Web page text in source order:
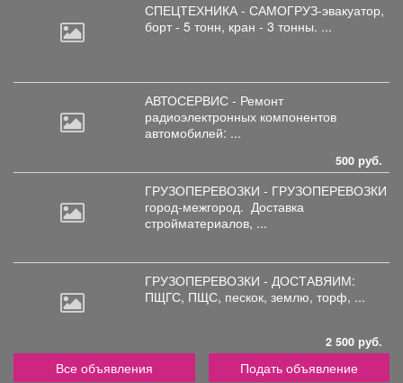
СПЕЦТЕХНИКА - САМОГРУЗ-эвакуатор,
борт - 5 тонн, кран - 3 тонны. ...
АВТОСЕРВИС - Ремонт
радиоэлектронных компонентов
автомобилей: ...
500 руб.
ГРУЗОПЕРЕВОЗКИ - ГРУЗОПЕРЕВОЗКИ
город-межгород. Доставка
стройматериалов, ...
ГРУЗОПЕРЕВОЗКИ - ДОСТАВЯИМ:
ПЩГС, ПЩС, пескок, землю, торф, ...
2 500 руб.
Все объявления Подать объявление